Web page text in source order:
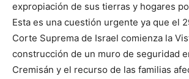
expropiación de sus tierras y hogares
Esta es una cuestión urgente ya que el
Corte Suprema de Israel comienza la
construcción de un muro de seguridad
Cremisán y el recurso de las familias